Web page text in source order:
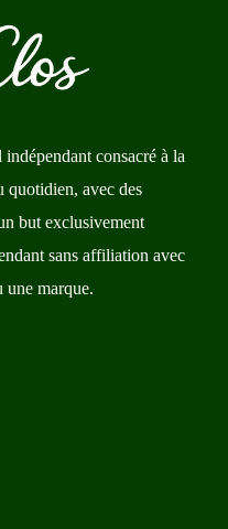
consacré à la
quotidien, avec des
but exclusivement
sans affiliation avec
une marque.